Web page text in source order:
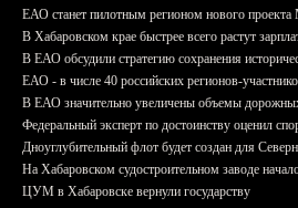
ЕАО станет пилотным регионом нового проекта
В Хабаровском крае быстрее всего растут
В ЕАО обсудили стратегию сохранения
ЕАО - в числе 40 российских регионов-
В ЕАО значительно увеличены объемы
Федеральный эксперт по достоинству оценил
Дноуглубительный флот будет создан для
На Хабаровском судостроительном заводе
ЦУМ в Хабаровске вернули государству